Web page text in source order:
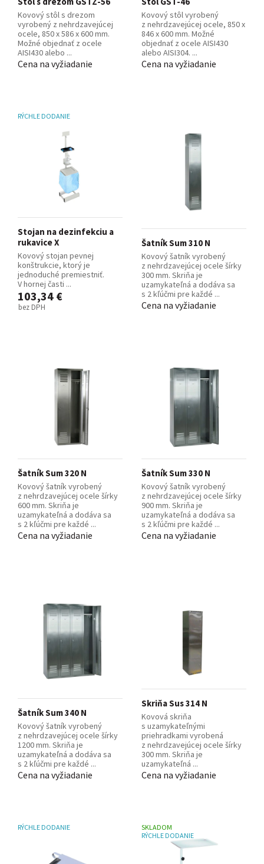
Kovový stôl s drezom
vyrobený z nehrdzavejúcej
ocele, 850 x 586 x 600 mm.
Možné objednať z ocele
AISI430 alebo ...
Cena na vyžiadanie
Kovový stôl vyrobený
z nehrdzavejúcej ocele, 850 x
846 x 600 mm. Možné
objednať z ocele AISI430
alebo AISI304. ...
Cena na vyžiadanie
RÝCHLE DODANIE
Stojan na dezinfekciu a
rukavice X
Kovový stojan pevnej
konštrukcie, ktorý je
jednoduché premiestniť.
V hornej časti ...
103,34 €
bez DPH
Šatník Sum 310 N
Kovový šatník vyrobený
z nehrdzavejúcej ocele šírky
300 mm. Skriňa je
uzamykateľná a dodáva sa
s 2 kľúčmi pre každé ...
Cena na vyžiadanie
Šatník Sum 320 N
Kovový šatník vyrobený
z nehrdzavejúcej ocele šírky
600 mm. Skriňa je
uzamykateľná a dodáva sa
s 2 kľúčmi pre každé ...
Cena na vyžiadanie
Šatník Sum 330 N
Kovový šatník vyrobený
z nehrdzavejúcej ocele šírky
900 mm. Skriňa je
uzamykateľná a dodáva sa
s 2 kľúčmi pre každé ...
Cena na vyžiadanie
Šatník Sum 340 N
Kovový šatník vyrobený
z nehrdzavejúcej ocele šírky
1200 mm. Skriňa je
uzamykateľná a dodáva sa
s 2 kľúčmi pre každé ...
Cena na vyžiadanie
Skriňa Sus 314 N
Kovová skriňa
s uzamykateľnými
priehradkami vyrobená
z nehrdzavejúcej ocele šírky
300 mm. Skriňa je
uzamykateľná ...
Cena na vyžiadanie
RÝCHLE DODANIE
SKLADOM
RÝCHLE DODANIE